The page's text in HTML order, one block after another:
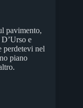
pavimento,
e
perdetevi nel
piano